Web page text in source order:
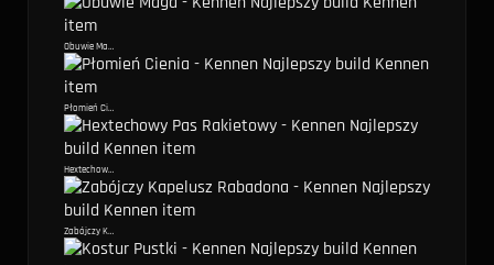
Obuwie Maga
Płomień Cienia
Hextechowy Pas Rakietowy
Zabójczy Kapelusz Rabadona